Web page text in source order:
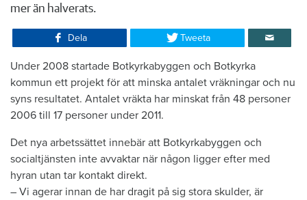
mer än halverats.
Dela Tweeta
Under 2008 startade Botkyrkabyggen och Botkyrka
kommun ett projekt för att minska antalet vräkningar och nu
syns resultatet. Antalet vräkta har minskat från 48 personer
2006 till 17 personer under 2011.
Det nya arbetssättet innebär att Botkyrkabyggen och
socialtjänsten inte avvaktar när någon ligger efter med
hyran utan tar kontakt direkt.
– Vi agerar innan de har dragit på sig stora skulder, är